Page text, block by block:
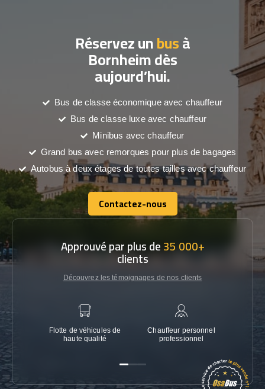
Réservez unbusà
Bornheim dès
aujourd’hui.
Bus de classe économique avec chauffeur
Bus de classe luxe avec chauffeur
Minibus avec chauffeur
Grand bus avec remorques pour plus de bagages
Autobus à deux étages de toutes tailles avec chauffeur
Contactez-nous
Contactez-nous
Approuvé par plus de35 000+
clients
Découvrez les témoignages de nos clients
Flotte de véhicules de
haute qualité
Chauffeur personnel
professionnel